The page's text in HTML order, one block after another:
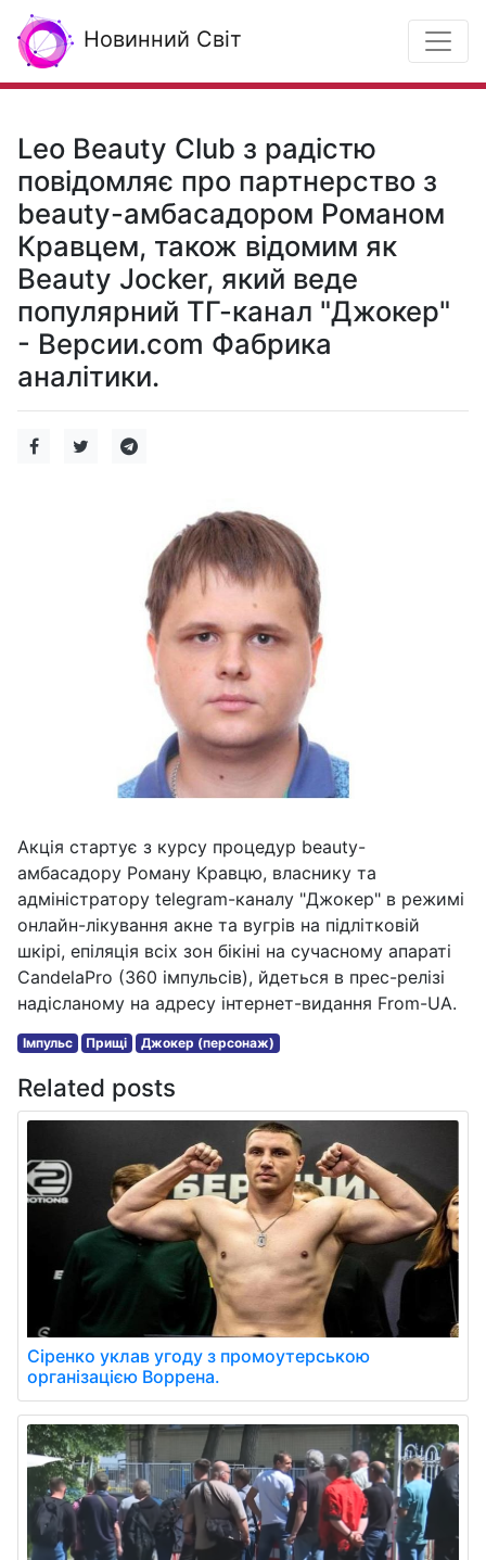
Новинний Світ
Leo Beauty Club з радістю
повідомляє про партнерство з
beauty-амбасадором Романом
Кравцем, також відомим як
Beauty Jocker, який веде
популярний ТГ-канал "Джокер"
- Версии.com Фабрика
аналітики.
Акція стартує з курсу процедур beauty-
амбасадору Роману Кравцю, власнику та
адміністратору telegram-каналу "Джокер" в режимі
онлайн-лікування акне та вугрів на підлітковій
шкірі, епіляція всіх зон бікіні на сучасному апараті
CandelaPro (360 імпульсів), йдеться в прес-релізі
надісланому на адресу інтернет-видання From-UA.
Імпульс Прищі Джокер (персонаж)
Related posts
Сіренко уклав угоду з промоутерською
організацією Воррена.